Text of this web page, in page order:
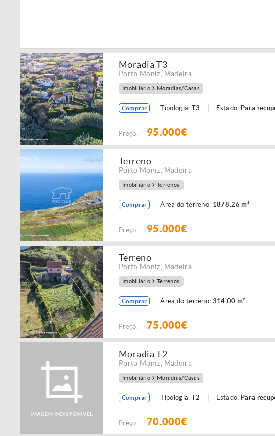
Moradia T3
Porto Moniz Madeira
Imobiliário Moradias/Casas
Comprar Tipologia: T3 Estado: Para
Preço: 95.000€
Terreno
Porto Moniz Madeira
Imobiliário Terrenos
Comprar Área do terreno: 1878.26 m²
Preço: 95.000€
Terreno
Porto Moniz Madeira
Imobiliário Terrenos
Comprar Área do terreno: 314.00 m²
Preço: 75.000€
Moradia T2
Porto Moniz Madeira
Imobiliário Moradias/Casas
Comprar Tipologia: T2 Estado: Para
Preço: 70.000€